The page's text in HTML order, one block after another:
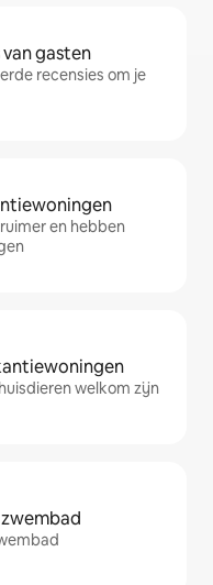
gasten
recensies om je
en hebben
welkom zijn